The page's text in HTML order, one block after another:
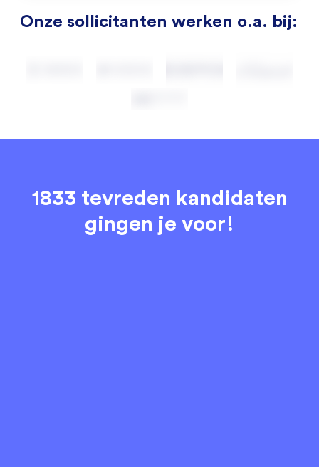
Onze sollicitanten werken o.a. bij:
1833 tevreden kandidaten
gingen je voor!